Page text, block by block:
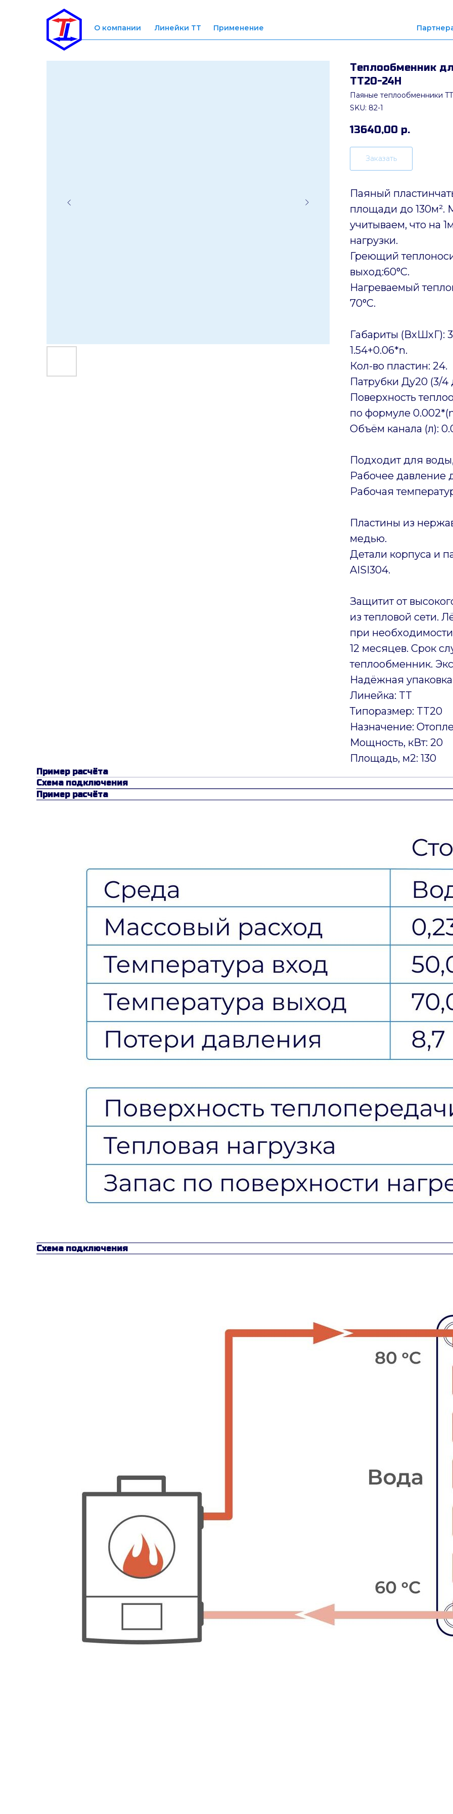
О компании Линейки ТТ Применение
Теплообменник
ТТ20-24H
Паяные теплообменники TT
SKU: 82-1
13640,00 р.
Заказать
Паяный
площади до 130м².
учитываем, что на
нагрузки.
Греющий
выход:60°C.
Нагреваемый
70°C.
Габариты (ВхШхГ):
1.54+0.06*n.
Кол-во пластин: 24.
Патрубки Ду20 (3/
Поверхность
по формуле
Объём канала (л):
Подходит для
Рабочее давление
Рабочая
Пластины из
медью.
Детали корпуса и
AISI304.
Защитит от
из тепловой сети.
при
12 месяцев. Срок
теплообменник.
Надёжная
Линейка: TT
Типоразмер: TT20
Назначение:
Мощность, кВт: 20
Площадь, м2: 130
Пример расчёта
Схема подключения
Пример расчёта
Схема подключения